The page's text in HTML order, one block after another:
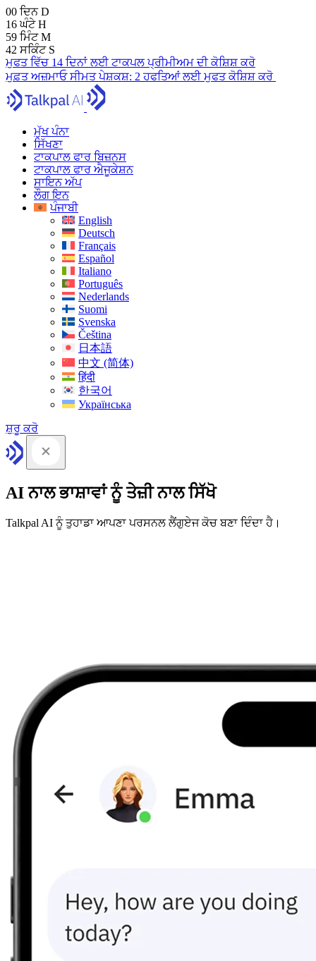
00 ਦਿਨD
16 ਘੰਟੇH
59 ਮਿੰਟM
41 ਸਕਿੰਟ S
ਮੁਫਤ ਵਿੱਚ 14 ਦਿਨਾਂ ਲਈ ਟਾਕਪਲ ਪ੍ਰੀਮੀਅਮ ਦੀ ਕੋਸ਼ਿਸ਼ ਕਰੋ
ਮੁਫ਼ਤ ਅਜ਼ਮਾਓਸੀਮਤ ਪੇਸ਼ਕਸ਼: 2 ਹਫਤਿਆਂ ਲਈ ਮੁਫਤ ਕੋਸ਼ਿਸ਼ ਕਰੋ
ਮੁੱਖ ਪੰਨਾ
ਸਿੱਖਣਾ
ਟਾਕਪਾਲ ਫਾਰ ਬਿਜ਼ਨਸ
ਟਾਕਪਾਲ ਫਾਰ ਐਜੂਕੇਸ਼ਨ
ਸਾਇਨ ਅੱਪ
ਲੌਗ ਇਨ
ਪੰਜਾਬੀ
English
Deutsch
Français
Español
Italiano
Português
Nederlands
Suomi
Svenska
Čeština
日本語
中文 (简体)
हिंदी
한국어
Українська
ਸ਼ੁਰੂ ਕਰੋ
AI ਨਾਲ ਭਾਸ਼ਾਵਾਂ ਨੂੰ ਤੇਜ਼ੀ ਨਾਲ ਸਿੱਖੋ
Talkpal AI ਨੂੰ ਤੁਹਾਡਾ ਆਪਣਾ ਪਰਸਨਲ ਲੈਂਗੁਏਜ ਕੋਚ ਬਣਾ ਦਿੰਦਾ ਹੈ।